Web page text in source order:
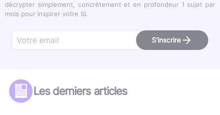
décrypter simplement, concrètement et en profondeur 1 sujet par
mois pour inspirer votre SI.
S'inscrire
Les derniers articles